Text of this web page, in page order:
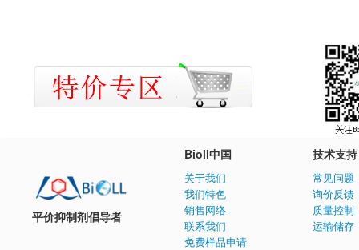
平价抑制剂倡导者
Bioll中国
关于我们
我们特色
销售网络
联系我们
免费样品申请
技术支持
常见问题
询价反馈
质量控制
运输储存